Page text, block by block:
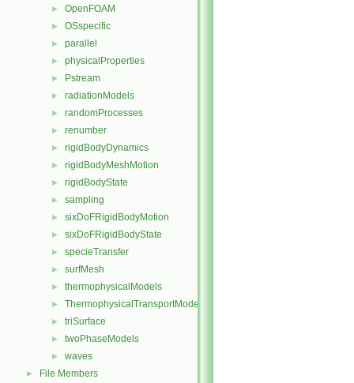
► OpenFOAM
► OSspecific
► parallel
► physicalProperties
► Pstream
► radiationModels
► randomProcesses
► renumber
► rigidBodyDynamics
► rigidBodyMeshMotion
► rigidBodyState
► sampling
► sixDoFRigidBodyMotion
► sixDoFRigidBodyState
► specieTransfer
► surfMesh
► thermophysicalModels
► ThermophysicalTransportModels
► triSurface
► twoPhaseModels
► waves
► File Members